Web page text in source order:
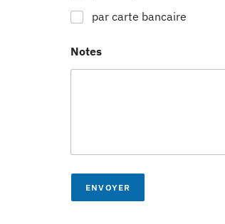
par carte bancaire
Notes
ENVOYER